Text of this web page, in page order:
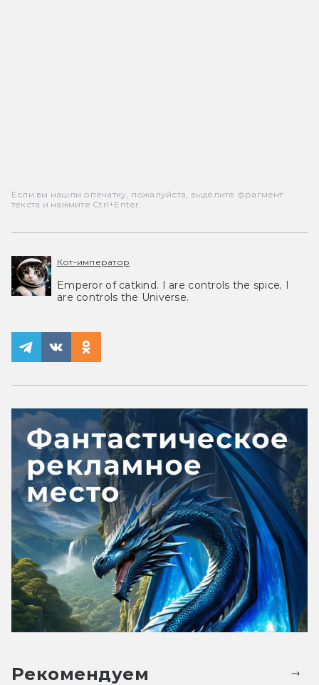
Если вы нашли опечатку, пожалуйста, выделите фрагмент
текста и нажмите Ctrl+Enter.
Кот-император
Emperor of catkind. I are controls the spice, I
are controls the Universe.
Рекомендуем